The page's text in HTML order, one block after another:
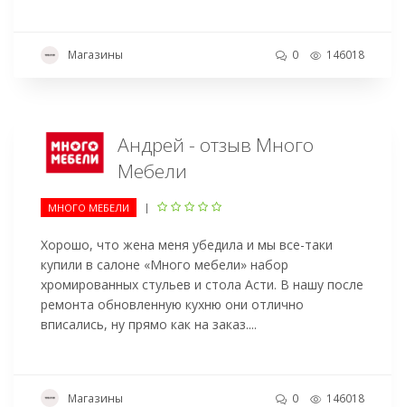
Магазины 0 146018
Андрей - отзыв Много
Мебели
МНОГО МЕБЕЛИ |
Хорошо, что жена меня убедила и мы все-таки
купили в салоне «Много мебели» набор
хромированных стульев и стола Асти. В нашу после
ремонта обновленную кухню они отлично
вписались, ну прямо как на заказ....
Магазины 0 146018